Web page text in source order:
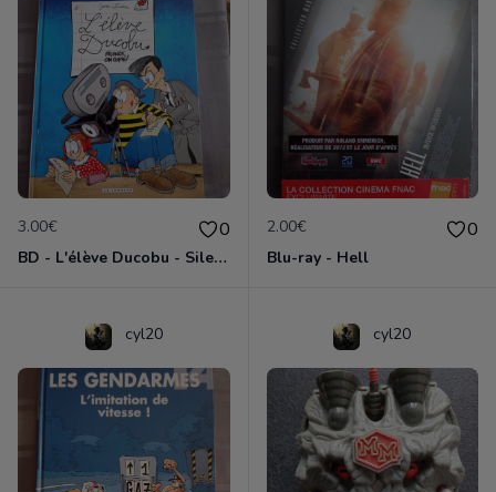
3.00€ 0
BD - L'élève Ducobu - Silence, on copie
2.00€ 0
Blu-ray - Hell
cyl20 cyl20